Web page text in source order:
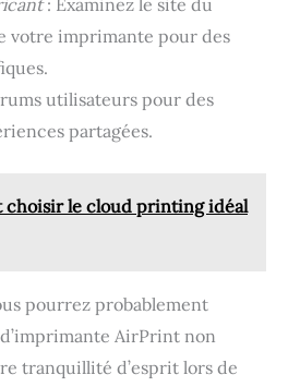
votre imprimante pour des
utilisateurs pour des
partagées.
choisir le cloud printing idéal
pourrez probablement
AirPrint non
tranquillité d’esprit lors de